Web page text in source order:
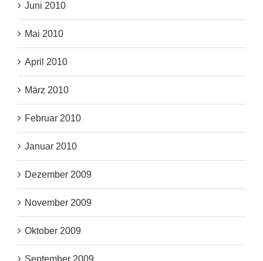
Juni 2010
Mai 2010
April 2010
März 2010
Februar 2010
Januar 2010
Dezember 2009
November 2009
Oktober 2009
September 2009